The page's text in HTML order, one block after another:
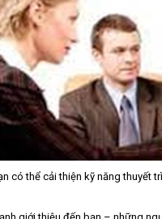
có thể cải thiện kỹ năng thuyết